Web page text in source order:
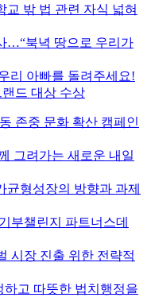
교 밖 법 관련 자식 넓혀
…“북녁 땅으로 우리가
리 아빠를 돌려주세요!
랜드 대상 수상
존중 문화 확산 캠페인
그려가는 새로운 내일
균형성장의 방향과 과제
부챌린지 파트너스데
시장 진출 위한 전략적
하고 따뜻한 법치행정을